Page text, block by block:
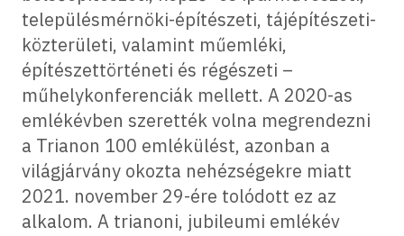
településmérnöki-építészeti, tájépítészeti-
közterületi, valamint műemléki,
építészettörténeti és régészeti –
műhelykonferenciák mellett. A 2020-as
emlékévben szerették volna megrendezni
a Trianon 100 emlékülést, azonban a
világjárvány okozta nehézségekre miatt
2021. november 29-ére tolódott ez az
alkalom. A trianoni, jubileumi emlékév